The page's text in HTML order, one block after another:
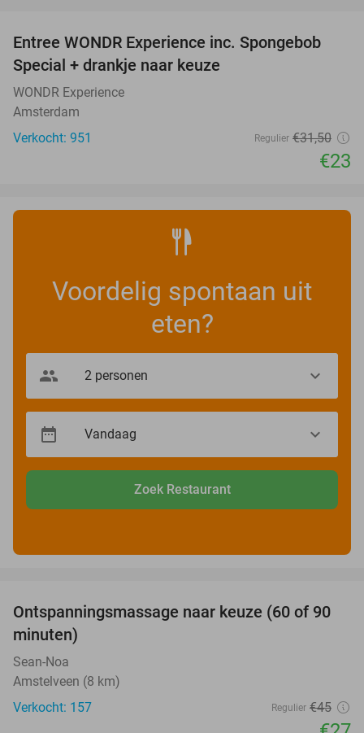
27%
Entree WONDR Experience inc. Spongebob
Special + drankje naar keuze
WONDR Experience
Amsterdam
Verkocht: 951
Regulier €31,50
€23
Voordelig spontaan uit
eten?
Zoek Restaurant
40%
Ontspanningsmassage naar keuze (60 of 90
minuten)
Sean-Noa
Amstelveen (8 km)
Verkocht: 157
Regulier €45